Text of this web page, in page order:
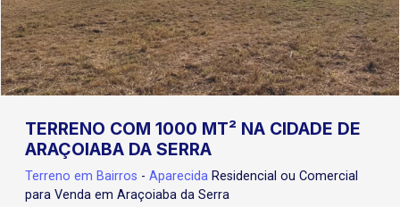
TERRENO COM 1000 MT² NA CIDADE DE
ARAÇOIABA DA SERRA
Terreno em Bairros - Aparecida Residencial ou Comercial
para Venda em Araçoiaba da Serra